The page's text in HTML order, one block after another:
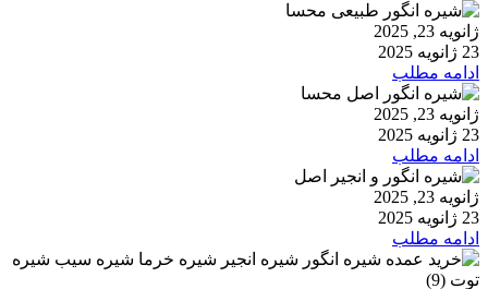
ژانویه 23, 2025
23 ژانویه 2025
ادامه مطلب
ژانویه 23, 2025
23 ژانویه 2025
ادامه مطلب
ژانویه 23, 2025
23 ژانویه 2025
ادامه مطلب